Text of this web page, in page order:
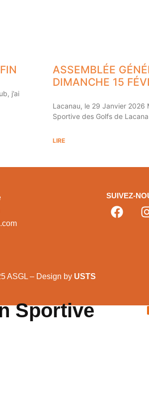
j’ai
ASSEMBLÉE
DIMANCHE 15
Lacanau, le 29 Janvier 2026
Sportive des Golfs de
LIRE
SUIVEZ-
ASGL – Design by USTS
Sportive